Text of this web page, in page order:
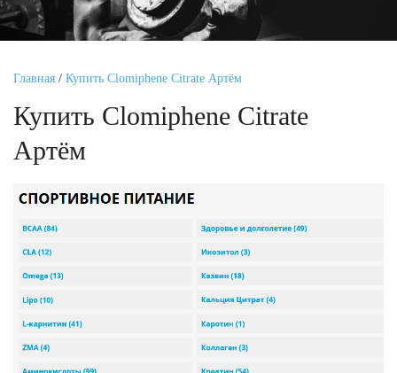
Главная / Купить Clomiphene Citrate Артём
Купить Clomiphene Citrate
Артём